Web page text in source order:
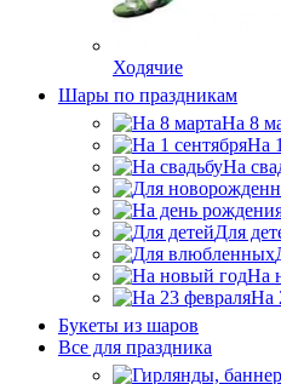
Ходячие
Шары по праздникам
На 8
На
На
Для
На
На
Букеты из шаров
Bсе для праздника